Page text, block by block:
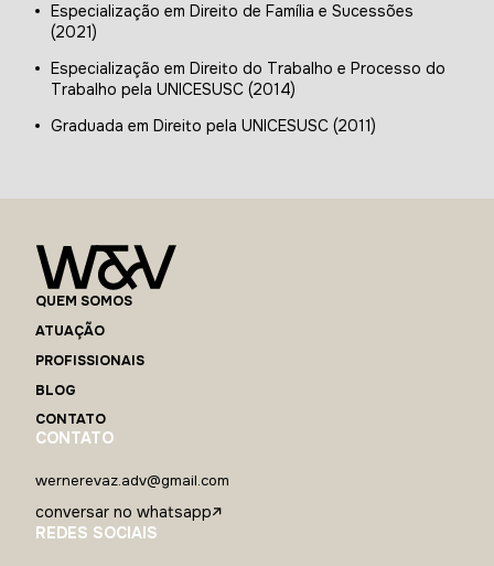
Especialização em Direito de Família e Sucessões
(2021)
Especialização em Direito do Trabalho e Processo do
Trabalho pela UNICESUSC (2014)
Graduada em Direito pela UNICESUSC (2011)
QUEM SOMOS
ATUAÇÃO
PROFISSIONAIS
BLOG
CONTATO
CONTATO
wernerevaz.adv@gmail.com
conversar no whatsapp
REDES SOCIAIS